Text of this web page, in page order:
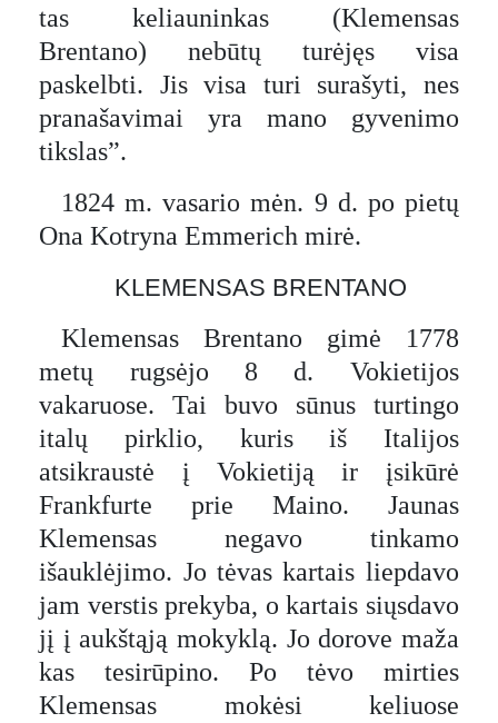
tas keliauninkas (Klemensas
Brentano) nebūtų turėjęs visa
paskelbti. Jis visa turi surašyti, nes
pranašavimai yra mano gyvenimo
tikslas”.
1824 m. vasario mėn. 9 d. po pietų
Ona Kotryna Emmerich mirė.
KLEMENSAS BRENTANO
Klemensas Brentano gimė 1778
metų rugsėjo 8 d. Vokietijos
vakaruose. Tai buvo sūnus turtingo
italų pirklio, kuris iš Italijos
atsikraustė į Vokietiją ir įsikūrė
Frankfurte prie Maino. Jaunas
Klemensas negavo tinkamo
išauklėjimo. Jo tėvas kartais liepdavo
jam verstis prekyba, o kartais siųsdavo
jį į aukštąją mokyklą. Jo dorove maža
kas tesirūpino. Po tėvo mirties
Klemensas mokėsi keliuose